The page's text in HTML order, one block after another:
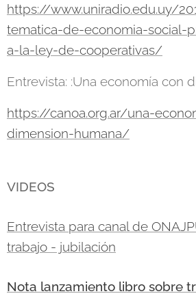
https://www.uniradio.edu.uy/
tematica-de-economia-social-
a-la-ley-de-cooperativas/
Entrevista: :Una economía con
https://canoa.org.ar/una-
dimension-humana/
VIDEOS
Entrevista para canal de
trabajo - jubilación
Nota lanzamiento libro sobre